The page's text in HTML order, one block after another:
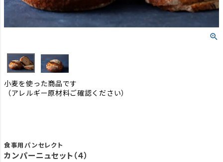
小麦を使った商品です
（アレルギー原材料ご確認ください）
食事用パンセレクト
カンパーニュセット（４）